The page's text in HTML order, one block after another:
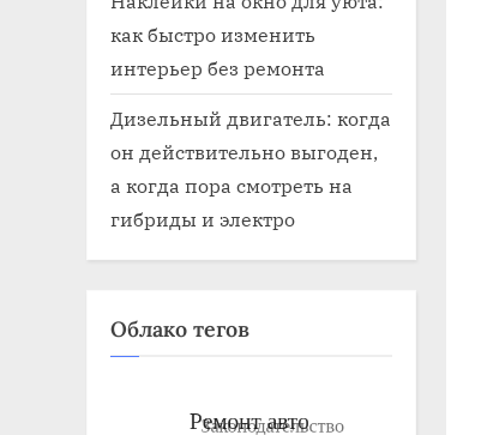
как быстро изменить
интерьер без ремонта
Дизельный двигатель: когда
он действительно выгоден,
а когда пора смотреть на
гибриды и электро
Облако тегов